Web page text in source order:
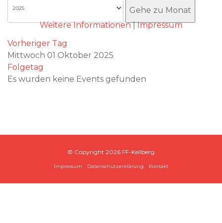
Gehe zu Monat
Vorheriger Tag
Mittwoch 01 Oktober 2025
Folgetag
Es wurden keine Events gefunden
© Copyright 2026 FF-Kellberg
Impressum Datenschutzerklärung Kontakt
Akzeptieren
Weitere Informationen|Impressum